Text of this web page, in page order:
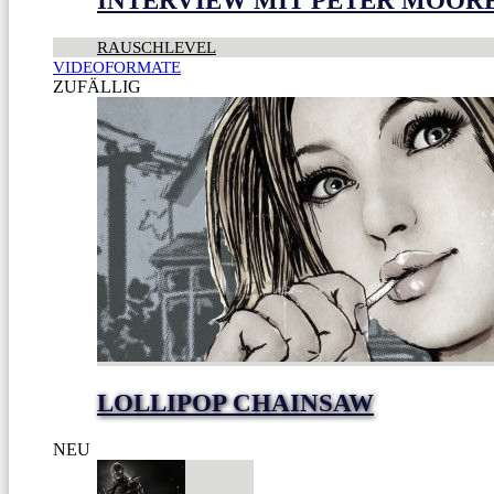
RAUSCHLEVEL
VIDEOFORMATE
ZUFÄLLIG
LOLLIPOP CHAINSAW
NEU